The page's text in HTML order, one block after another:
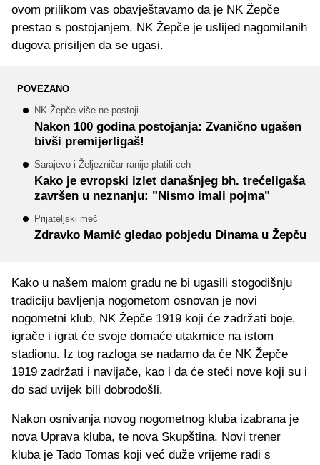
ovom prilikom vas obavještavamo da je NK Žepče
prestao s postojanjem. NK Žepče je uslijed nagomilanih
dugova prisiljen da se ugasi.
POVEZANO
NK Žepče više ne postoji
Nakon 100 godina postojanja: Zvanično ugašen
bivši premijerligaš!
Sarajevo i Željezničar ranije platili ceh
Kako je evropski izlet današnjeg bh. trećeligaša
završen u neznanju: "Nismo imali pojma"
Prijateljski meč
Zdravko Mamić gledao pobjedu Dinama u Žepču
Kako u našem malom gradu ne bi ugasili stogodišnju
tradiciju bavljenja nogometom osnovan je novi
nogometni klub, NK Žepče 1919 koji će zadržati boje,
igrače i igrat će svoje domaće utakmice na istom
stadionu. Iz tog razloga se nadamo da će NK Žepče
1919 zadržati i navijače, kao i da će steći nove koji su i
do sad uvijek bili dobrodošli.
Nakon osnivanja novog nogometnog kluba izabrana je
nova Uprava kluba, te nova Skupština. Novi trener
kluba je Tado Tomas koji već duže vrijeme radi s